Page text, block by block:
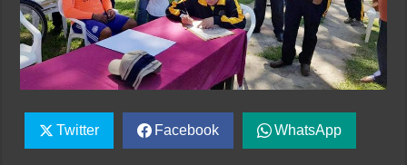
Twitter Facebook WhatsApp